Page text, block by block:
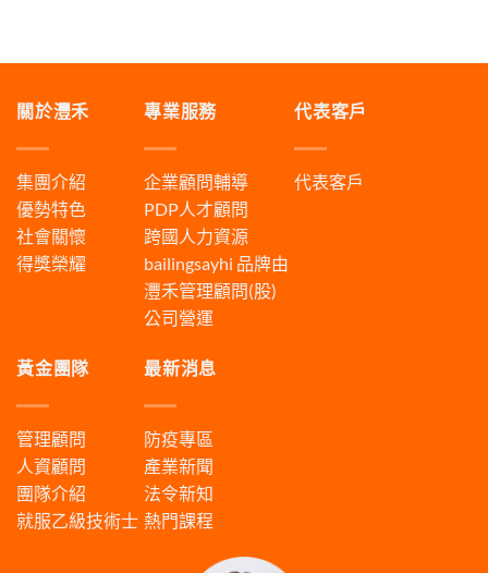
關於灃禾
集團介紹
優勢特色
社會關懷
得獎榮耀
專業服務
企業顧問輔導
PDP人才顧問
跨國人力資源
bailingsayhi 品牌由
灃禾管理顧問(股)
公司營運
代表客戶
代表客戶
黃金團隊
管理顧問
人資顧問
團隊介紹
就服乙級技術士
最新消息
防疫專區
產業新聞
法令新知
熱門課程